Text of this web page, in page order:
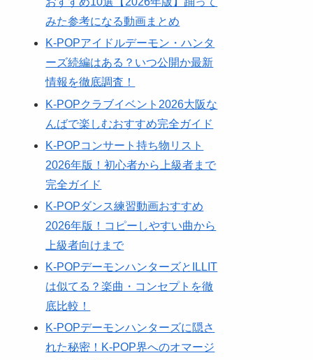
みた参考になる動画まとめ
K-POPアイドルデーモン・ハンタ
ーズ続編はある？いつ公開か最新
情報を徹底調査！
K-POPクラブイベント2026大阪な
んばで楽しむおすすめ完全ガイド
K-POPコンサート持ち物リスト
2026年版！初心者から上級者まで
完全ガイド
K-POPダンス練習動画おすすめ
2026年版！コピーしやすい曲から
上級者向けまで
K-POPデーモンハンターズとILLIT
は似てる？楽曲・コンセプトを徹
底比較！
K-POPデーモンハンターズに隠さ
れた秘密！K-POP界へのオマージ